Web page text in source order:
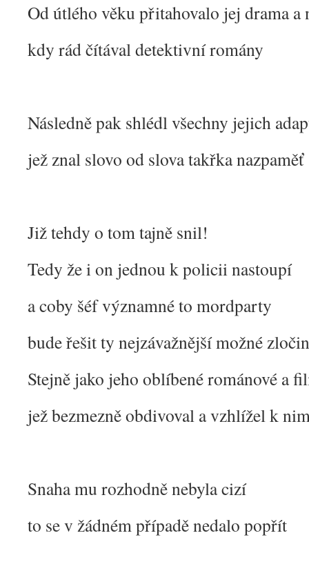
Od útlého věku přitahovalo jej drama a
kdy rád čítával detektivní romány
Následně pak shlédl všechny jejich
jež znal slovo od slova takřka nazpaměť
Již tehdy o tom tajně snil!
Tedy že i on jednou k policii nastoupí
a coby šéf významné to mordparty
bude řešit ty nejzávažnější možné
Stejně jako jeho oblíbené románové a
jež bezmezně obdivoval a vzhlížel k
Snaha mu rozhodně nebyla cizí
to se v žádném případě nedalo popřít